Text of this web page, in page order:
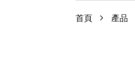
首頁 產品